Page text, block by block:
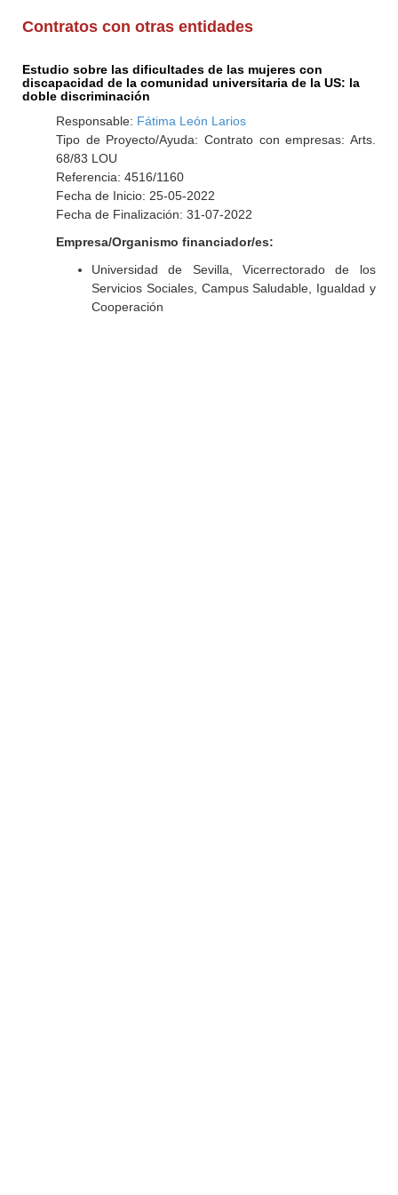
Contratos con otras entidades
Estudio sobre las dificultades de las mujeres con
discapacidad de la comunidad universitaria de la US: la
doble discriminación
Responsable: Fátima León Larios
Tipo de Proyecto/Ayuda: Contrato con empresas: Arts.
68/83 LOU
Referencia: 4516/1160
Fecha de Inicio: 25-05-2022
Fecha de Finalización: 31-07-2022
Empresa/Organismo financiador/es:
Universidad de Sevilla, Vicerrectorado de los
Servicios Sociales, Campus Saludable, Igualdad y
Cooperación